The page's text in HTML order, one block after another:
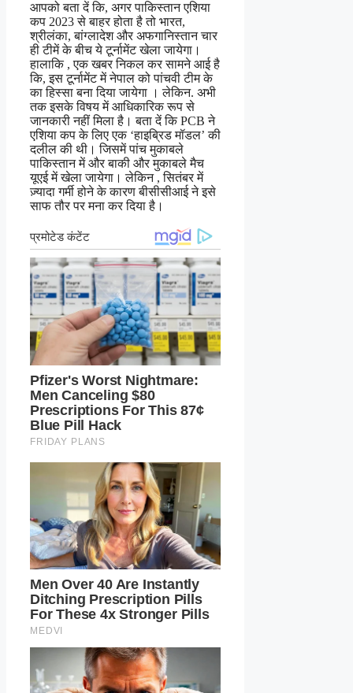
आपको बता दें कि, अगर पाकिस्तान एशिया
कप 2023 से बाहर होता है तो भारत,
श्रीलंका, बांग्लादेश और अफगानिस्तान चार
ही टीमें के बीच ये टूर्नामेंट खेला जायेगा।
हालाकि , एक खबर निकल कर सामने आई है
कि, इस टूर्नामेंट में नेपाल को पांचवी टीम के
का हिस्सा बना दिया जायेगा । लेकिन. अभी
तक इसके विषय में आधिकारिक रूप से
जानकारी नहीं मिला है। बता दें कि PCB ने
एशिया कप के लिए एक ‘हाइब्रिड मॉडल’ की
दलील की थी। जिसमें पांच मुकाबले
पाकिस्तान में और बाकी और मुकाबले मैच
यूएई में खेला जायेगा। लेकिन , सितंबर में
ज़्यादा गर्मी होने के कारण बीसीसीआई ने इसे
साफ तौर पर मना कर दिया है।